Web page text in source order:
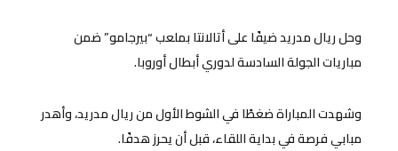
وحل ريال مدريد ضيفًا على أتالانتا بملعب “بيرجامو” ضمن
مباريات الجولة السادسة لدوري أبطال أوروبا.
وشهدت المباراة ضغطًا في الشوط الأول من ريال مدريد، وأهدر
مبابي فرصة في بداية اللقاء، قبل أن يحرز هدفًا.